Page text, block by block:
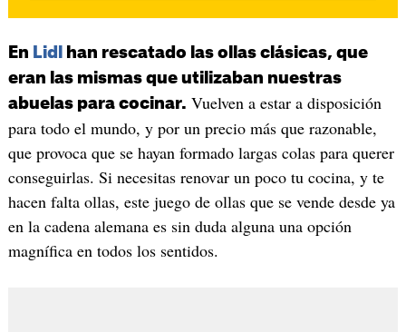
En Lidl
han rescatado las ollas clásicas, que
eran las mismas que utilizaban nuestras
abuelas para cocinar. Vuelven a estar a disposición
para todo el mundo, y por un precio más que razonable,
que provoca que se hayan formado largas colas para querer
conseguirlas. Si necesitas renovar un poco tu cocina, y te
hacen falta ollas, este juego de ollas que se vende desde ya
en la cadena alemana es sin duda alguna una opción
magnífica en todos los sentidos.